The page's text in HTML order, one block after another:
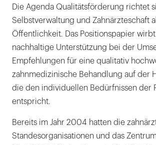
Die Agenda Qualitätsförderung richtet
Selbstverwaltung und Zahnärzteschaft
Öffentlichkeit. Das Positionspapier
nachhaltige Unterstützung bei der
Empfehlungen für eine qualitativ
zahnmedizinische Behandlung auf der
die den individuellen Bedürfnissen der
entspricht.
Bereits im Jahr 2004 hatten die
Standesorganisationen und das